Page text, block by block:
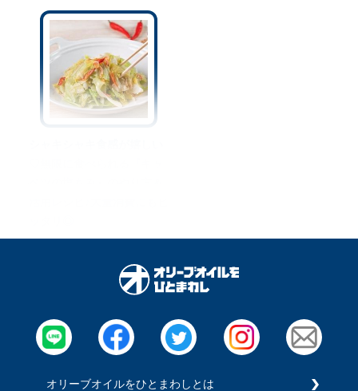
オリーブオイルをひとまわしとは